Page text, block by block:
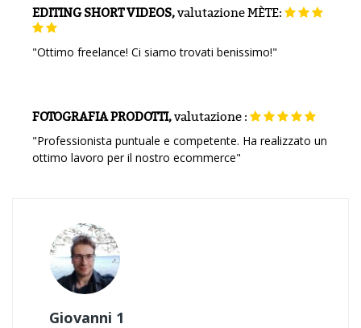
EDITING SHORT VIDEOS,valutazioneMÈTE:
"Ottimo freelance! Ci siamo trovati benissimo!"
FOTOGRAFIA PRODOTTI,valutazione:
"Professionista puntuale e competente. Ha realizzato un
ottimo lavoro per il nostro ecommerce"
Giovanni 1